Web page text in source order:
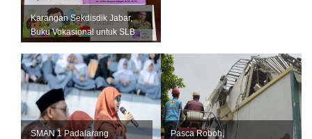
Karangan Sekdisdik Jabar,
Buku Vokasional untuk SLB
Resmi Diluncurkan
SMAN 1 Padalarang
Pasca Roboh,